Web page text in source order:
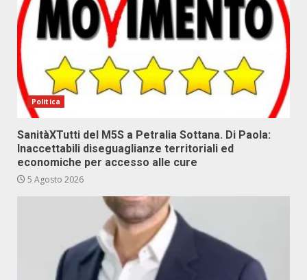
Politica
SanitàXTutti del M5S a Petralia Sottana. Di Paola:
Inaccettabili diseguaglianze territoriali ed
economiche per accesso alle cure
5 Agosto 2026